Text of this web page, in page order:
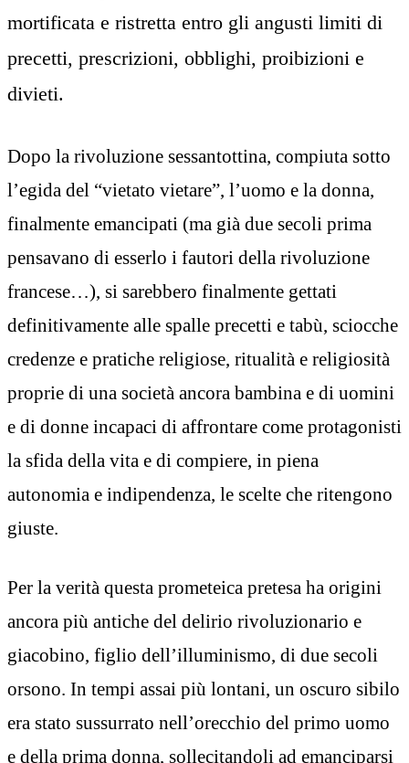
mortificata e ristretta entro gli angusti limiti di
precetti, prescrizioni, obblighi, proibizioni e
divieti.
Dopo la rivoluzione sessantottina, compiuta sotto
l’egida del “vietato vietare”, l’uomo e la donna,
finalmente emancipati (ma già due secoli prima
pensavano di esserlo i fautori della rivoluzione
francese…), si sarebbero finalmente gettati
definitivamente alle spalle precetti e tabù, sciocche
credenze e pratiche religiose, ritualità e religiosità
proprie di una società ancora bambina e di uomini
e di donne incapaci di affrontare come protagonisti
la sfida della vita e di compiere, in piena
autonomia e indipendenza, le scelte che ritengono
giuste.
Per la verità questa prometeica pretesa ha origini
ancora più antiche del delirio rivoluzionario e
giacobino, figlio dell’illuminismo, di due secoli
orsono. In tempi assai più lontani, un oscuro sibilo
era stato sussurrato nell’orecchio del primo uomo
e della prima donna, sollecitandoli ad emanciparsi